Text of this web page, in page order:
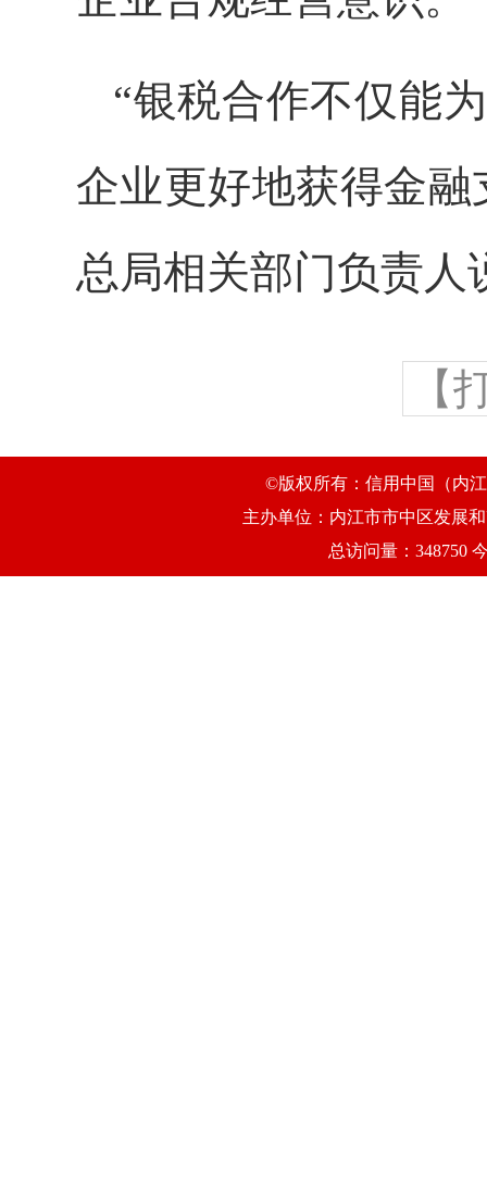
“银税合作不仅能
企业更好地获得金
总局相关部门负责人
【
©版权所有：信用中国（内
主办单位：内江市市中区发展
总访问量：348750